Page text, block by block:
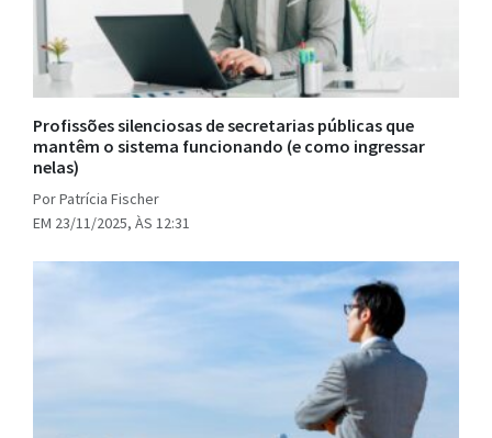
Profissões silenciosas de secretarias públicas que
mantêm o sistema funcionando (e como ingressar
nelas)
Por Patrícia Fischer
EM 23/11/2025, ÀS 12:31